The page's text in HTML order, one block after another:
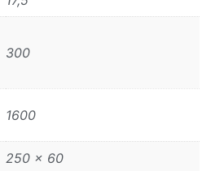
300
1600
250 x 60